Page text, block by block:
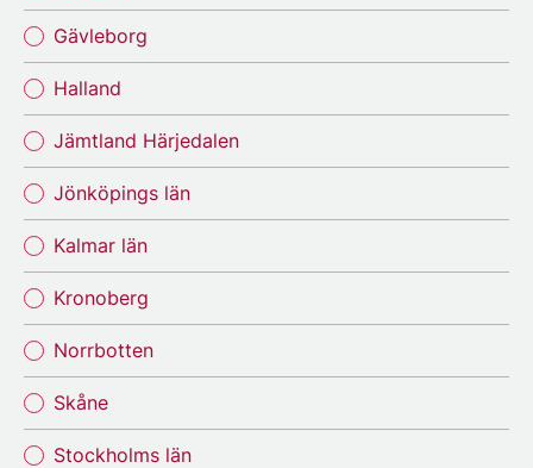
Gävleborg
Halland
Jämtland Härjedalen
Jönköpings län
Kalmar län
Kronoberg
Norrbotten
Skåne
Stockholms län